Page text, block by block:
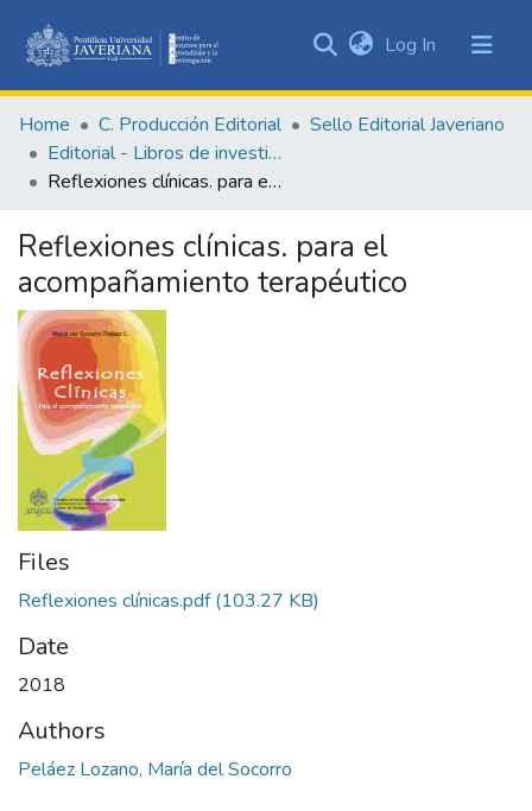
&
Collections
All of DSpace
Statistics
Log In (current)
Home C. Producción Editorial
Sello Editorial Javeriano
Editorial - Libros de investigación
Reflexiones clínicas. para el acompañamiento terapéutico
Reflexiones clínicas. para el
acompañamiento terapéutico
Files
Reflexiones clínicas.pdf(103.27 KB)
Date
2018
Authors
Peláez Lozano, María del Socorro